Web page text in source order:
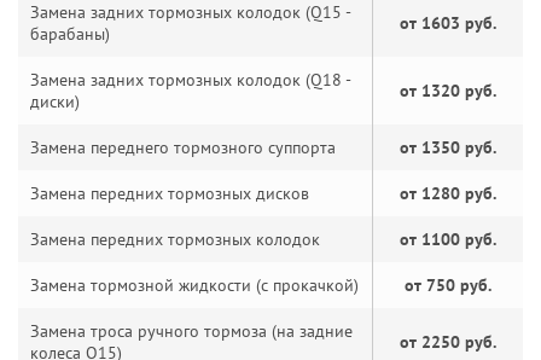
Замена задних тормозных колодок (Q15 -
барабаны)
от 1603 руб.
Замена задних тормозных колодок (Q18 -
диски)
от 1320 руб.
Замена переднего тормозного суппорта от 1350 руб.
Замена передних тормозных дисков от 1280 руб.
Замена передних тормозных колодок от 1100 руб.
Замена тормозной жидкости (с прокачкой) от 750 руб.
Замена троса ручного тормоза (на задние
колеса Q15)
от 2250 руб.